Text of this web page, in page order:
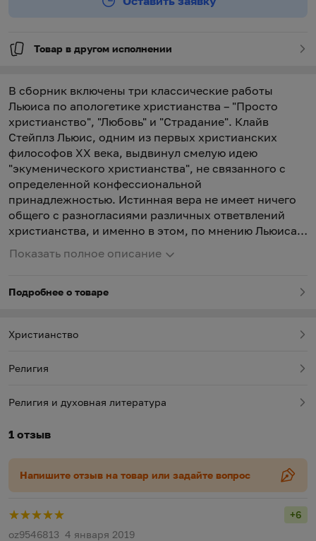
Товар в другом исполнении
В сборник включены три классические работы
Льюиса по апологетике христианства – "Просто
христианство", "Любовь" и "Страдание". Клайв
Стейплз Льюис, одним из первых христианских
философов ХХ века, выдвинул смелую идею
"экуменического христианства", не связанного с
определенной конфессиональной
принадлежностью. Истинная вера не имеет ничего
общего с разногласиями различных ответвлений
христианства, и именно в этом, по мнению Льюиса,
заключается суть "просто христианства".
Показать полное описание
Подробнее о товаре
Христианство
Религия
Религия и духовная литература
1 отзыв
Напишите отзыв на товар или задайте вопрос
+6
oz9546813 4 января 2019